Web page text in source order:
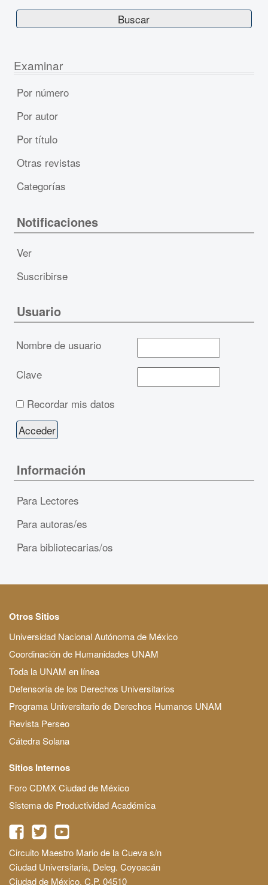
Examinar
Por número
Por autor
Por título
Otras revistas
Categorías
Notificaciones
Ver
Suscribirse
Usuario
Nombre de usuario
Clave
Recordar mis datos
Información
Para Lectores
Para autoras/es
Para bibliotecarias/os
Otros Sitios
Universidad Nacional Autónoma de México
Coordinación de Humanidades UNAM
Toda la UNAM en línea
Defensoría de los Derechos Universitarios
Programa Universitario de Derechos Humanos UNAM
Revista Perseo
Cátedra Solana
Sitios Internos
Foro CDMX Ciudad de México
Sistema de Productividad Académica
Circuito Maestro Mario de la Cueva s/n
Ciudad Universitaria, Deleg. Coyoacán
Ciudad de México, C.P. 04510